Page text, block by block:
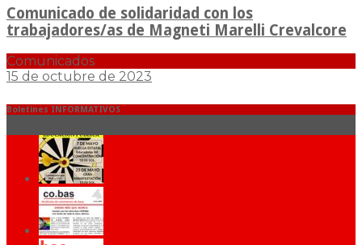
Comunicado de solidaridad con los
trabajadores/as de Magneti Marelli Crevalcore
Comunicados
15 de octubre de 2023
Boletines INFORMATIVOS